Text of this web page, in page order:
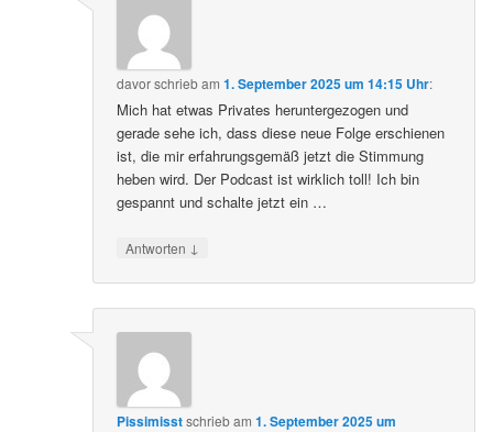
davorschriebam1. September 2025 um 14:15 Uhr:
Mich hat etwas Privates heruntergezogen und
gerade sehe ich, dass diese neue Folge erschienen
ist, die mir erfahrungsgemäß jetzt die Stimmung
heben wird. Der Podcast ist wirklich toll! Ich bin
gespannt und schalte jetzt ein …
Antworten ↓
Pissimisstschriebam1. September 2025 um